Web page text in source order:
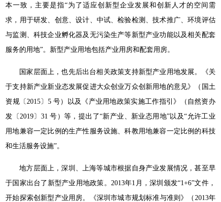
本一致，主要是指“为了适应创新型企业发展和创新人才的空间需
求，用于研发、创意、设计、中试、检验检测、技术推广、环境评估
与监测、科技企业孵化器及无污染生产等新型产业功能以及相关配套
服务的用地”。新型产业用地包括产业用房和配套用房。
国家层面上，也先后出台相关政策支持新型产业用地发展。《关
于支持新产业新业态发展促进大众创业万众创新用地的意见》（国土
资规〔2015〕5 号）以及《产业用地政策实施工作指引》（自然资办
发〔2019〕31 号）等，提出了“新产业、新业态用地”以及“允许工业
用地兼容一定比例的生产性服务设施、科教用地兼容一定比例的科技
和生活服务设施”。
地方层面上，深圳、上海等城市根据自身产业发展情况，甚至早
于国家出台了新型产业用地政策。2013年1月，深圳颁发“1+6”文件，
开始探索创新型产业用房。《深圳市城市规划标准与准则》（2013年